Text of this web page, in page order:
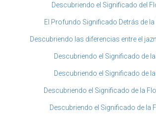
Descubriendo el Significado del
El Profundo Significado Detrás de
Descubriendo las diferencias entre el
Descubriendo el Significado de
Descubriendo el Significado de
Descubriendo el Significado de la
Descubriendo el Significado de la